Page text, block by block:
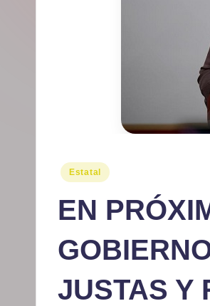
Publicado
Estatal
EN
JUSTAS Y